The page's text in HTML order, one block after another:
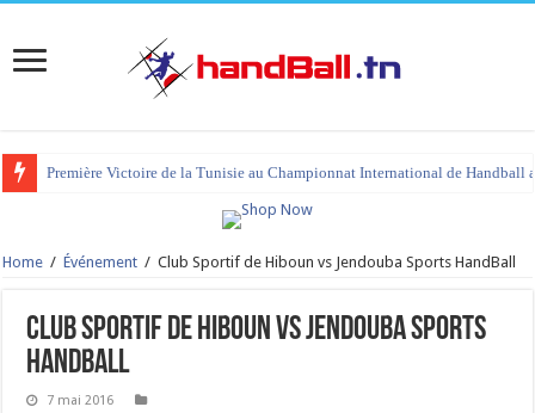
Première Victoire de la Tunisie au Championnat International de Handball
tournoi international Hammamet 2023 : programme et liste des joueurs
Home / Événement / Club Sportif de Hiboun vs Jendouba Sports HandBall
Club Sportif de Hiboun vs Jendouba Sports
HandBall
7 mai 2016